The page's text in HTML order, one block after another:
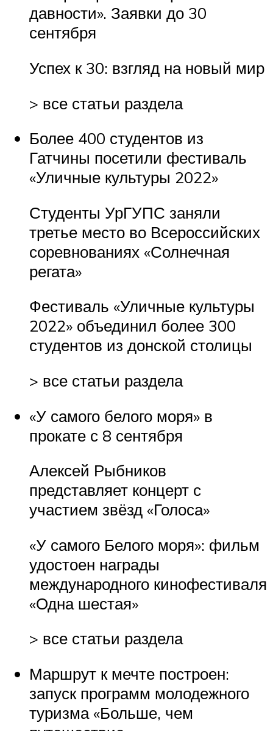
давности». Заявки до 30
сентября
Успех к 30: взгляд на новый мир
> все статьи раздела
Более 400 студентов из
Гатчины посетили фестиваль
«Уличные культуры 2022»
Студенты УрГУПС заняли
третье место во Всероссийских
соревнованиях «Солнечная
регата»
Фестиваль «Уличные культуры
2022» объединил более 300
студентов из донской столицы
> все статьи раздела
«У самого белого моря» в
прокате с 8 сентября
Алексей Рыбников
представляет концерт с
участием звёзд «Голоса»
«У самого Белого моря»: фильм
удостоен награды
международного кинофестиваля
«Одна шестая»
> все статьи раздела
Маршрут к мечте построен:
запуск программ молодежного
туризма «Больше, чем